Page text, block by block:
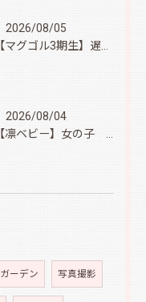
2026/08/05
2026/08/04
ガーデン 写真撮影